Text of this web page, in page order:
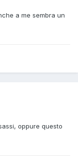
a me sembra un
oppure questo